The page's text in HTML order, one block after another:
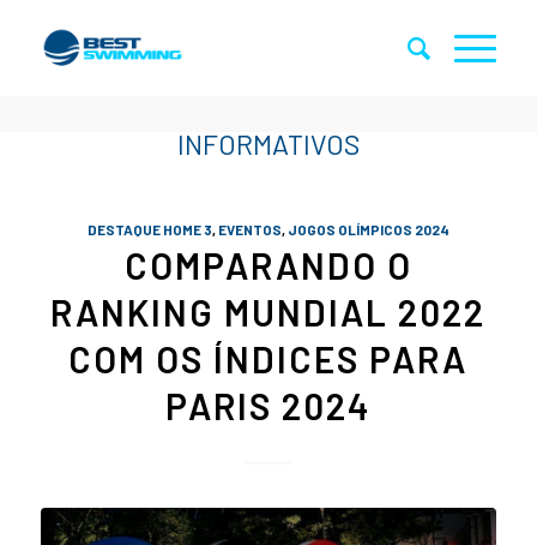
DESTAQUE HOME 3, EVENTOS, JOGOS OLÍMPICOS 2024
COMPARANDO O
RANKING MUNDIAL 2022
COM OS ÍNDICES PARA
PARIS 2024